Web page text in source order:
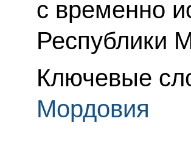
с временно
Республики
Ключевые
Мордовия